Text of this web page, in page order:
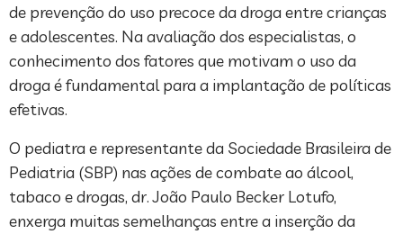
de prevenção do uso precoce da droga entre crianças
e adolescentes. Na avaliação dos especialistas, o
conhecimento dos fatores que motivam o uso da
droga é fundamental para a implantação de políticas
efetivas.
O pediatra e representante da Sociedade Brasileira de
Pediatria (SBP) nas ações de combate ao álcool,
tabaco e drogas, dr. João Paulo Becker Lotufo,
enxerga muitas semelhanças entre a inserção da